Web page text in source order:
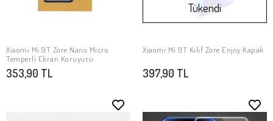
SEPETE EKLE
Xiaomi Mi 9T Zore Nano Micro
Temperli Ekran Koruyucu
353,90 TL
Stokta Yok
Tükendi
Xiaomi Mi 9T Kılıf Zore Enjoy Kapak
397,90 TL